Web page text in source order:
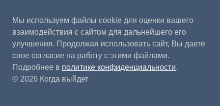
Мы используем файлы cookie для оценки вашего
взаимодействия с сайтом для дальнейшего его
улучшения. Продолжая использовать сайт, Вы даете
свое согласие на работу с этими файлами.
Подробнее в политике конфиденциальности.
© 2026 Когда выйдет